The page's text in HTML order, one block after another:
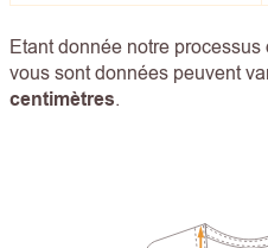
Etant donnée notre
vous sont données peuvent
centimètres.